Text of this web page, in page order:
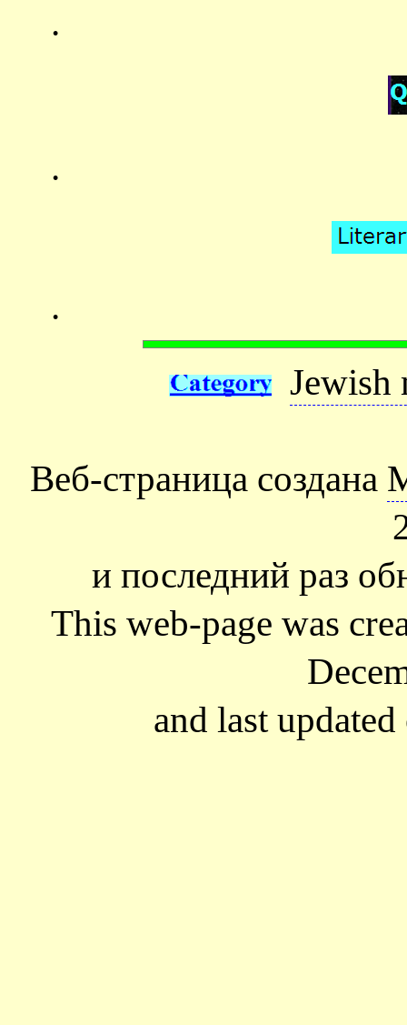
.
.
.
Jewish
Веб-страница создана
и последний раз
This web-page was
and last